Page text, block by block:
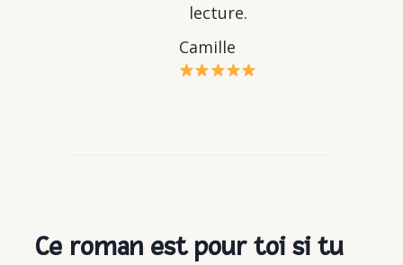
lecture.
Camille
Ce roman est pour toi si tu